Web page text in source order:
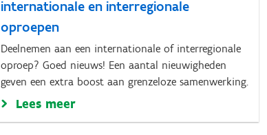
internationale en interregionale
oproepen
Deelnemen aan een internationale of interregionale
oproep? Goed nieuws! Een aantal nieuwigheden
geven een extra boost aan grenzeloze samenwerking.
Lees meer